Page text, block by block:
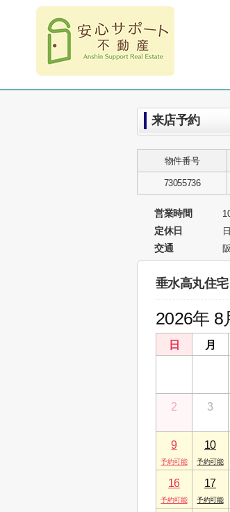
来店予約
物件番号
73055736
営業時間
定休日
交通
垂水高丸住
2026年 8
日 月
2 3
9 10
16 17